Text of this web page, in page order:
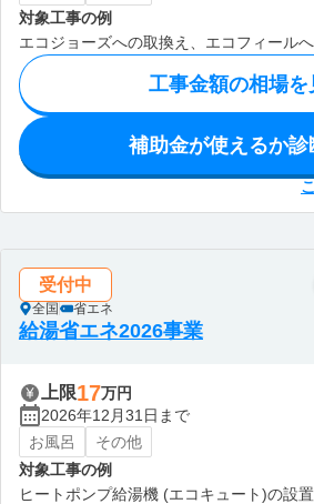
対象工事の例
エコジョーズへの取換え、エコフィール
工事金額の相場を
補助金が使えるか診
受付中
全国 省エネ
給湯省エネ2026事業
上限17万円
2026年12月31日まで
お風呂
その他
対象工事の例
ヒートポンプ給湯機 (エコキュート)の設